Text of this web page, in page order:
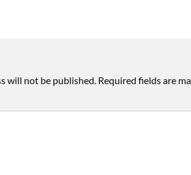
will not be published. Required fields are